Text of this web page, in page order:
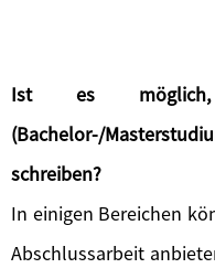
Ist es möglich,
(Bachelor-/
schreiben?
In einigen Bereichen
Abschlussarbeit